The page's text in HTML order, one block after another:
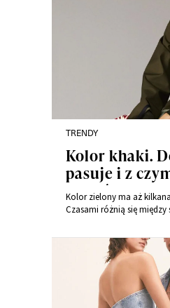
TRENDY
Kolor khaki.
pasuje i z
łączyć?
Kolor zielony ma aż
Czasami różnią się
przygaszona zieleń i
kojarzą się z safari oraz ze
Ten pierwszy od lat króluje
nie wskazuje na to, by
jakiego typu urody
Dobra torebka